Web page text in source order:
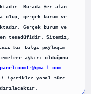
Burada yer alan
olup, gerçek kurum ve
Gerçek kurum ve
tesadüfidir. Sitemiz,
bir bilgi paylaşım
aykırı olduğunu
içerikler yasal süre